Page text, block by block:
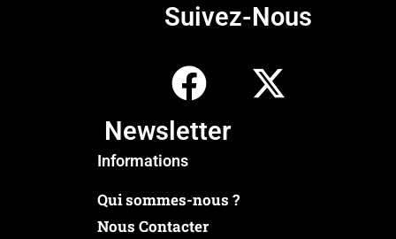
Suivez-Nous
Newsletter
Informations
Qui sommes-nous ?
Nous Contacter